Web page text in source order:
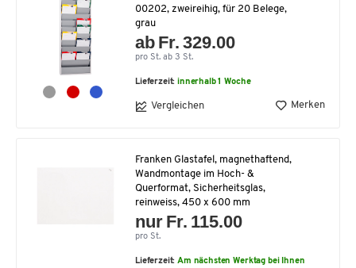
00202, zweireihig, für 20 Belege,
grau
ab Fr. 329.00
pro St. ab 3 St.
Lieferzeit:innerhalb 1 Woche
Vergleichen Merken
Franken Glastafel, magnethaftend,
Wandmontage im Hoch- &
Querformat, Sicherheitsglas,
reinweiss, 450 x 600 mm
nur Fr. 115.00
pro St.
Lieferzeit:Am nächsten Werktag bei Ihnen